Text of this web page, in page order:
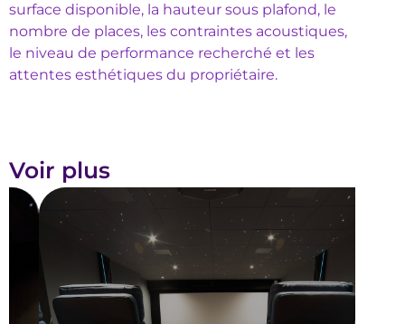
surface disponible, la hauteur sous plafond, le
nombre de places, les contraintes acoustiques,
le niveau de performance recherché et les
attentes esthétiques du propriétaire.
Voir plus